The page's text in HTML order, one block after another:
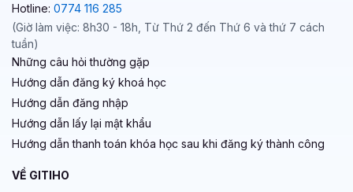
Hotline: 0774 116 285
(Giờ làm việc: 8h30 - 18h, Từ Thứ 2 đến Thứ 6 và thứ 7 cách
tuần)
Những câu hỏi thường gặp
Hướng dẫn đăng ký khoá học
Hướng dẫn đăng nhập
Hướng dẫn lấy lại mật khẩu
Hướng dẫn thanh toán khóa học sau khi đăng ký thành công
VỀ GITIHO